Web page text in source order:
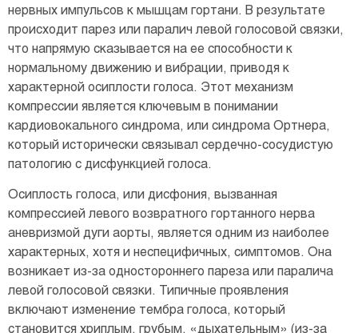
нервных импульсов к мышцам гортани. В результате
происходит парез или паралич левой голосовой связки,
что напрямую сказывается на ее способности к
нормальному движению и вибрации, приводя к
характерной осиплости голоса. Этот механизм
компрессии является ключевым в понимании
кардиовокального синдрома, или синдрома Ортнера,
который исторически связывал сердечно-сосудистую
патологию с дисфункцией голоса.
Осиплость голоса, или дисфония, вызванная
компрессией левого возвратного гортанного нерва
аневризмой дуги аорты, является одним из наиболее
характерных, хотя и неспецифичных, симптомов. Она
возникает из-за одностороннего пареза или паралича
левой голосовой связки. Типичные проявления
включают изменение тембра голоса, который
становится хриплым, грубым, «дыхательным» (из-за